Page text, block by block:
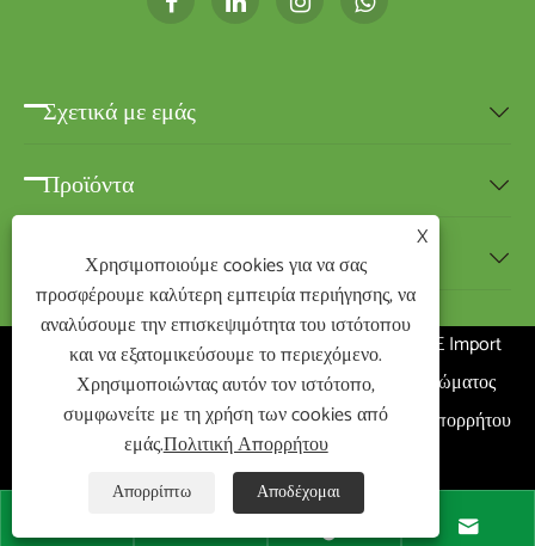
Σχετικά με εμάς 
Προϊόντα 

Πνευματικά δικαιώματα ©2020 Ningbo BEST-HOME Import
and Export Co., Ltd. Με την επιφύλαξη παντός δικαιώματος
Links | Sitemap | RSS | XML | Πολιτική Απορρήτου
|

X
Χρησιμοποιούμε cookies για να σας
προσφέρουμε καλύτερη εμπειρία περιήγησης, να
αναλύσουμε την επισκεψιμότητα του ιστότοπου
και να εξατομικεύσουμε το περιεχόμενο.
Χρησιμοποιώντας αυτόν τον ιστότοπο,
συμφωνείτε με τη χρήση των cookies από
εμάς.Πολιτική Απορρήτου
Απορρίπτω Αποδέχομαι